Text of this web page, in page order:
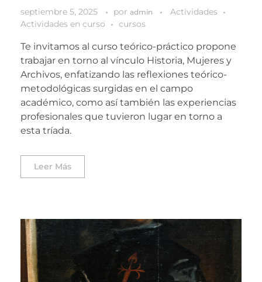
septiembre 5, 2025 por admin
Actividades
Actividades en curso
cursos
Te invitamos al curso teórico-práctico propone
trabajar en torno al vínculo Historia, Mujeres y
Archivos, enfatizando las reflexiones teórico-
metodológicas surgidas en el campo
académico, como así también las experiencias
profesionales que tuvieron lugar en torno a
esta tríada.
Leer Más